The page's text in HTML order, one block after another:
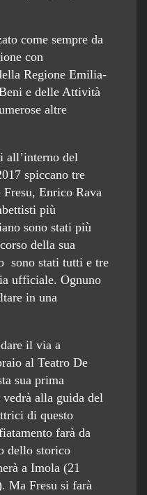
come sempre da
con
Regione Emilia-
e delle Attività
altre
all’interno del
spiccano tre
Fresu, Enrico Rava
più
sono stati più
della sua
sono stati tutti e tre
ufficiale. Ognuno
in una
il via a
al Teatro De
sua prima
alla guida del
di questo
farà da
dello storico
a Imola (21
Ma Fresu si farà